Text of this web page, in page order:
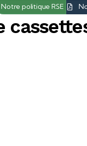
Notre politique RSE